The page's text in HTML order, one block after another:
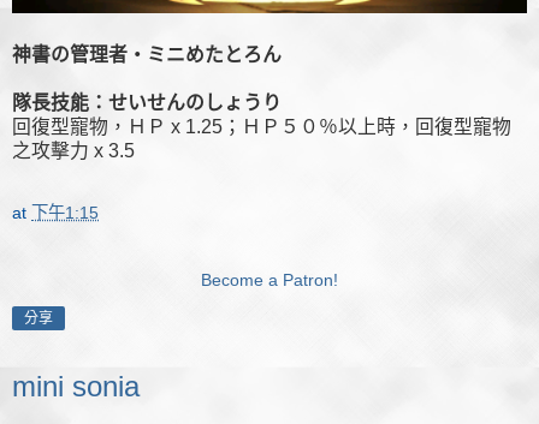
神書の管理者・ミニめたとろん
隊長技能：せいせんのしょうり
回復型寵物，ＨＰ x 1.25；ＨＰ５０％以上時，回復型寵物
之攻擊力 x 3.5
at 下午1:15
Become a Patron!
分享
mini sonia